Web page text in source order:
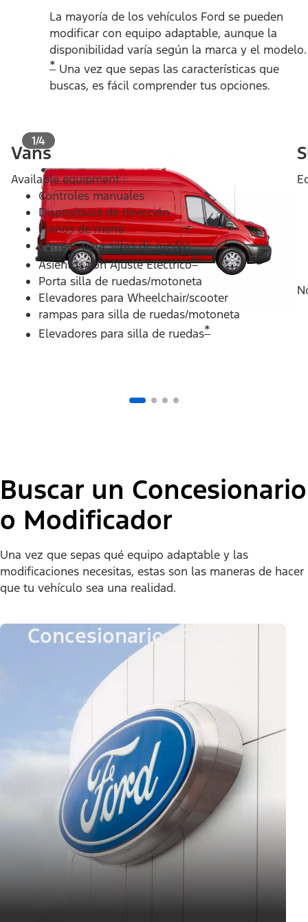
La mayoría de los vehículos Ford se pueden
modificar con equipo adaptable, aunque la
disponibilidad varía según la marca y el modelo.
* Una vez que sepas las características que
buscas, es fácil comprender tus opciones.
1/4
Vans
Available equipment :
Controles manuales
Dispositivos de dirección
Frenos de mano
Correas para sillas de ruedas
Asientos con Ajuste Eléctrico*
Porta silla de ruedas/motoneta
Elevadores para Wheelchair/scooter
rampas para silla de ruedas/motoneta
Elevadores para silla de ruedas*
Buscar un Concesionario
o Modificador
Una vez que sepas qué equipo adaptable y las
modificaciones necesitas, estas son las maneras de hacer
que tu vehículo sea una realidad.
Concesionarios Ford